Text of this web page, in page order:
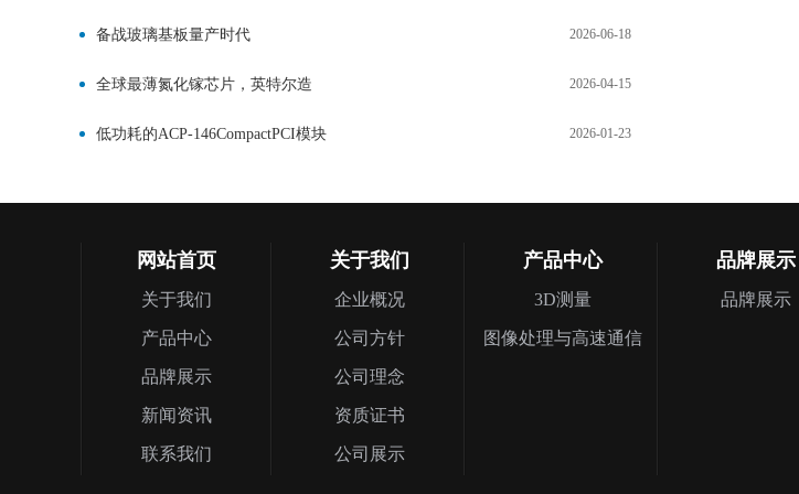
备战玻璃基板量产时代 2026-06-18
全球最薄氮化镓芯片，英特尔造 2026-04-15
低功耗的ACP-146CompactPCI模块 2026-01-23
网站首页
关于我们
产品中心
品牌展示
新闻资讯
联系我们
关于我们
企业概况
公司方针
公司理念
资质证书
公司展示
产品中心
3D测量
图像处理与高速通信
品牌展示
品牌展示